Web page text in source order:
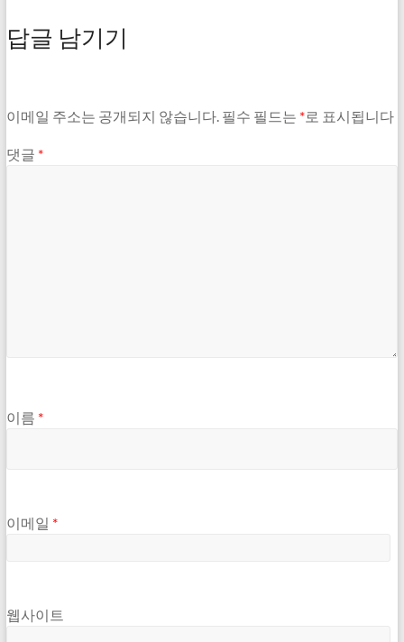
답글 남기기
이메일 주소는 공개되지 않습니다. 필수 필드는 *로 표시됩니다
댓글 *
이름 *
이메일 *
웹사이트